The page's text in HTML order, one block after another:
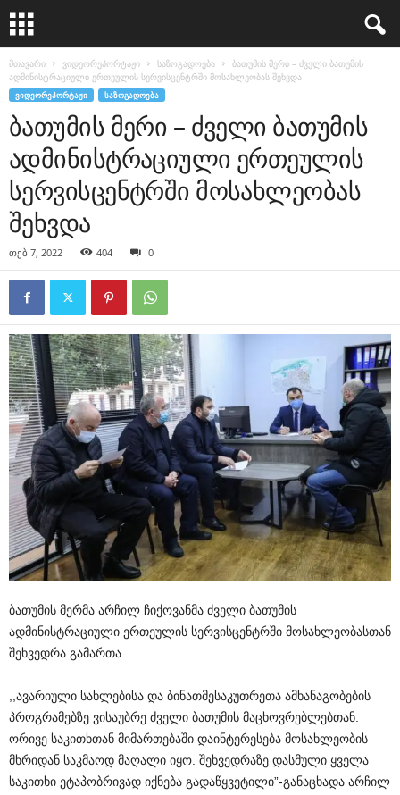
მთავარი ვიდეორეპორტაჟი საზოგადოება
ბათუმის მერი – ძველი ბათუმის
ადმინისტრაციული ერთეულის სერვისცენტრში მოსახლეობას შეხვდა
ᲕᲘᲓᲔᲝᲠᲔᲞᲝᲠᲢᲐᲟᲘ ᲡᲐᲖᲝᲒᲐᲓᲝᲔᲑᲐ
ბათუმის მერი – ძველი ბათუმის
ადმინისტრაციული ერთეულის
სერვისცენტრში მოსახლეობას
შეხვდა
თებ 7, 2022 404 0
ბათუმის მერმა არჩილ ჩიქოვანმა ძველი ბათუმის
ადმინისტრაციული ერთეულის სერვისცენტრში მოსახლეობასთან
შეხვედრა გამართა.
,,ავარიული სახლებისა და ბინათმესაკუთრეთა ამხანაგობების
პროგრამებზე ვისაუბრე ძველი ბათუმის მაცხოვრებლებთან.
ორივე საკითხთან მიმართებაში დაინტერესება მოსახლეობის
მხრიდან საკმაოდ მაღალი იყო. შეხვედრაზე დასმული ყველა
საკითხი ეტაპობრივად იქნება გადაწყვეტილი”-განაცხადა არჩილ